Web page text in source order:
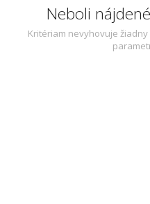
Neboli
Kritériam nevyhovuje